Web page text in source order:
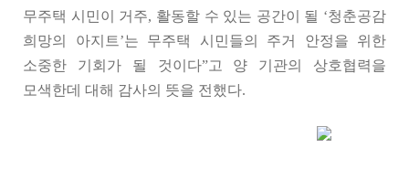
무주택 시민이 거주, 활동할 수 있는 공간이 될 ‘청춘공감
희망의 아지트’는 무주택 시민들의 주거 안정을 위한
소중한 기회가 될 것이다”고 양 기관의 상호협력을
모색한데 대해 감사의 뜻을 전했다.